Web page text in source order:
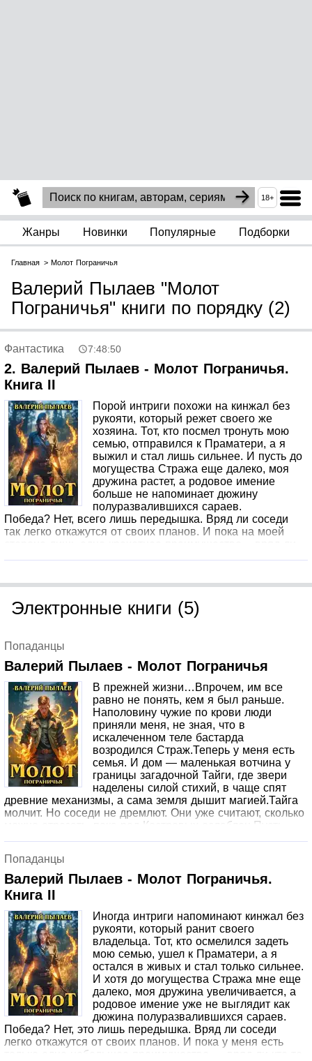
18+
Жанры Новинки Популярные Подборки
Главная Молот Пограничья
Валерий Пылаев "Молот
Пограничья" книги по порядку (2)
Фантастика 7:48:50
2. Валерий Пылаев - Молот Пограничья.
Книга II
Порой интриги похожи на кинжал без
рукояти, который режет своего же
хозяина. Тот, кто посмел тронуть мою
семью, отправился к Праматери, а я
выжил и стал лишь сильнее. И пусть до
могущества Стража еще далеко, моя
дружина растет, а родовое имение
больше не напоминает дюжину
полуразвалившихся сараев.
Победа? Нет, всего лишь передышка. Вряд ли соседи
так легко откажутся от своих планов. И пока на моей
Но я докажу, как сильно они ошибаются.
Электронные книги (5)
Попаданцы
Валерий Пылаев - Молот Пограничья
В прежней жизни…Впрочем, им все
равно не понять, кем я был раньше.
Наполовину чужие по крови люди
приняли меня, не зная, что в
искалеченном теле бастарда
возродился Страж.Теперь у меня есть
семья. И дом — маленькая вотчина у
границы загадочной Тайги, где звери
наделены силой стихий, в чаще спят
древние механизмы, а сама земля дышит магией.Тайга
молчит. Но соседи не дремлют. Они уже считают, сколько
можно отрезать, пока род Костровых ослаблен.Пусть
первым.
Попаданцы
Валерий Пылаев - Молот Пограничья.
Книга II
Иногда интриги напоминают кинжал без
рукояти, который ранит своего
владельца. Тот, кто осмелился задеть
мою семью, ушел к Праматери, а я
остался в живых и стал только сильнее.
И хотя до могущества Стража мне еще
далеко, моя дружина увеличивается, а
родовое имение уже не выглядит как
дюжина полуразвалившихся сараев.
Победа? Нет, это лишь передышка. Вряд ли соседи
легко откажутся от своих планов. И пока у меня есть
только одно небольшое преимущество — вряд ли кто-то